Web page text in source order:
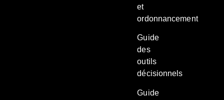
et
ordonnancement
Guide
des
outils
décisionnels
Guide